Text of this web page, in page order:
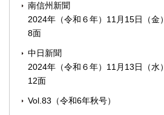
南信州新聞
2024年（令和６年）11月15日（金）
8面
中日新聞
2024年（令和６年）11月13日（水）
12面
Vol.83（令和6年秋号）